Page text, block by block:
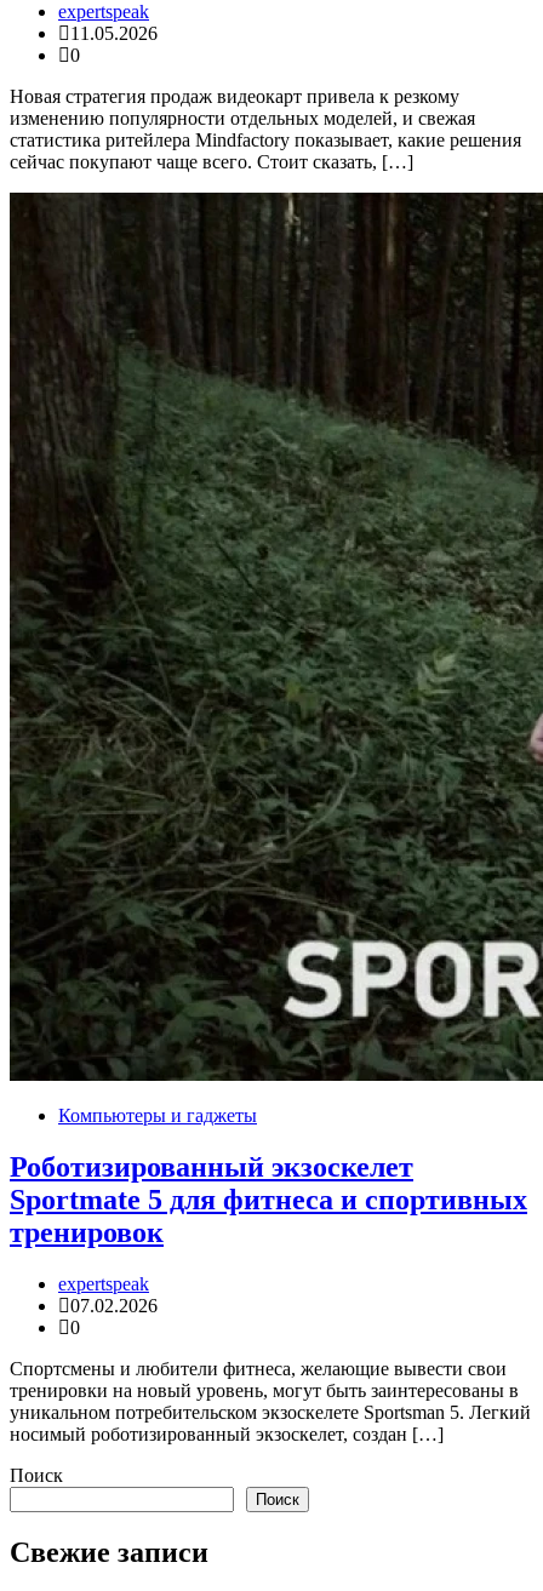
expertspeak
11.05.2026
0
Новая стратегия продаж видеокарт привела к резкому
изменению популярности отдельных моделей, и свежая
статистика ритейлера Mindfactory показывает, какие решения
сейчас покупают чаще всего. Стоит сказать, […]
Компьютеры и гаджеты
Роботизированный экзоскелет
Sportmate 5 для фитнеса и спортивных
тренировок
expertspeak
07.02.2026
0
Спортсмены и любители фитнеса, желающие вывести свои
тренировки на новый уровень, могут быть заинтересованы в
уникальном потребительском экзоскелете Sportsman 5. Легкий
носимый роботизированный экзоскелет, создан […]
Поиск
Поиск
Свежие записи